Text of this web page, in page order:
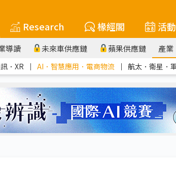
Research 椽經閣 活
導讀 未來車供應鏈 蘋果供應鏈 產業
．XR ｜ AI．智慧應用．電商物流 ｜ 航太．衛星．